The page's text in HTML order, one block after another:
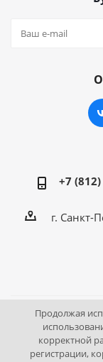
+7
г. Санкт-
2009 - 2026 ©
Продолжая
корректной
регистрации,